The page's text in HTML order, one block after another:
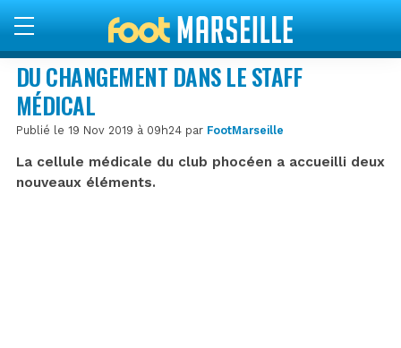
DU CHANGEMENT DANS LE STAFF
MÉDICAL
Publié le 19 Nov 2019 à 09h24 par FootMarseille
La cellule médicale du club phocéen a accueilli deux
nouveaux éléments.